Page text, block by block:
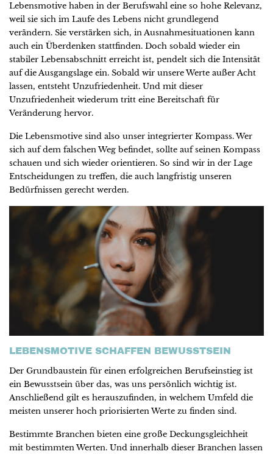
Lebensmotive haben in der Berufswahl eine so hohe Relevanz,
weil sie sich im Laufe des Lebens nicht grundlegend
verändern. Sie verstärken sich, in Ausnahmesituationen kann
auch ein Überdenken stattfinden. Doch sobald wieder ein
stabiler Lebensabschnitt erreicht ist, pendelt sich die Intensität
auf die Ausgangslage ein. Sobald wir unsere Werte außer Acht
lassen, entsteht Unzufriedenheit. Und mit dieser
Unzufriedenheit wiederum tritt eine Bereitschaft für
Veränderung hervor.
Die Lebensmotive sind also unser integrierter Kompass. Wer
sich auf dem falschen Weg befindet, sollte auf seinen Kompass
schauen und sich wieder orientieren. So sind wir in der Lage
Entscheidungen zu treffen, die auch langfristig unseren
Bedürfnissen gerecht werden.
LEBENSMOTIVE SCHAFFEN BEWUSSTSEIN
Der Grundbaustein für einen erfolgreichen Berufseinstieg ist
ein Bewusstsein über das, was uns persönlich wichtig ist.
Anschließend gilt es herauszufinden, in welchem Umfeld die
meisten unserer hoch priorisierten Werte zu finden sind.
Bestimmte Branchen bieten eine große Deckungsgleichheit
mit bestimmten Werten. Und innerhalb dieser Branchen lassen